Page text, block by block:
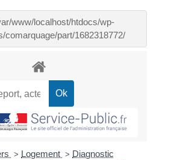
www/localhost/htdocs/wp-
comarquage/part/1682318772/
> Logement > Diagnostic